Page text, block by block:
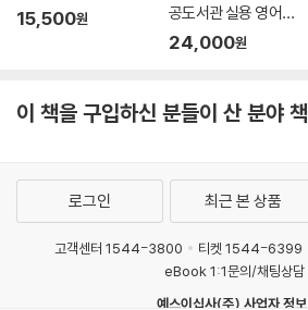
15,500원
공도서관 실용 영어회
화
24,000원
이 책을 구입하신 분들이 산 분야 책
로그인 최근 본 상품
고객센터 1544-3800 티켓 1544-6399
eBook 1:1문의/채팅상담
예스이십사(주) 사업자 정보